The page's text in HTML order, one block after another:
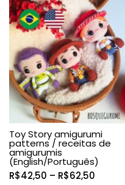
Toy Story amigurumi
patterns / receitas de
amigurumis
(English/Português)
R$42,50 – R$62,50